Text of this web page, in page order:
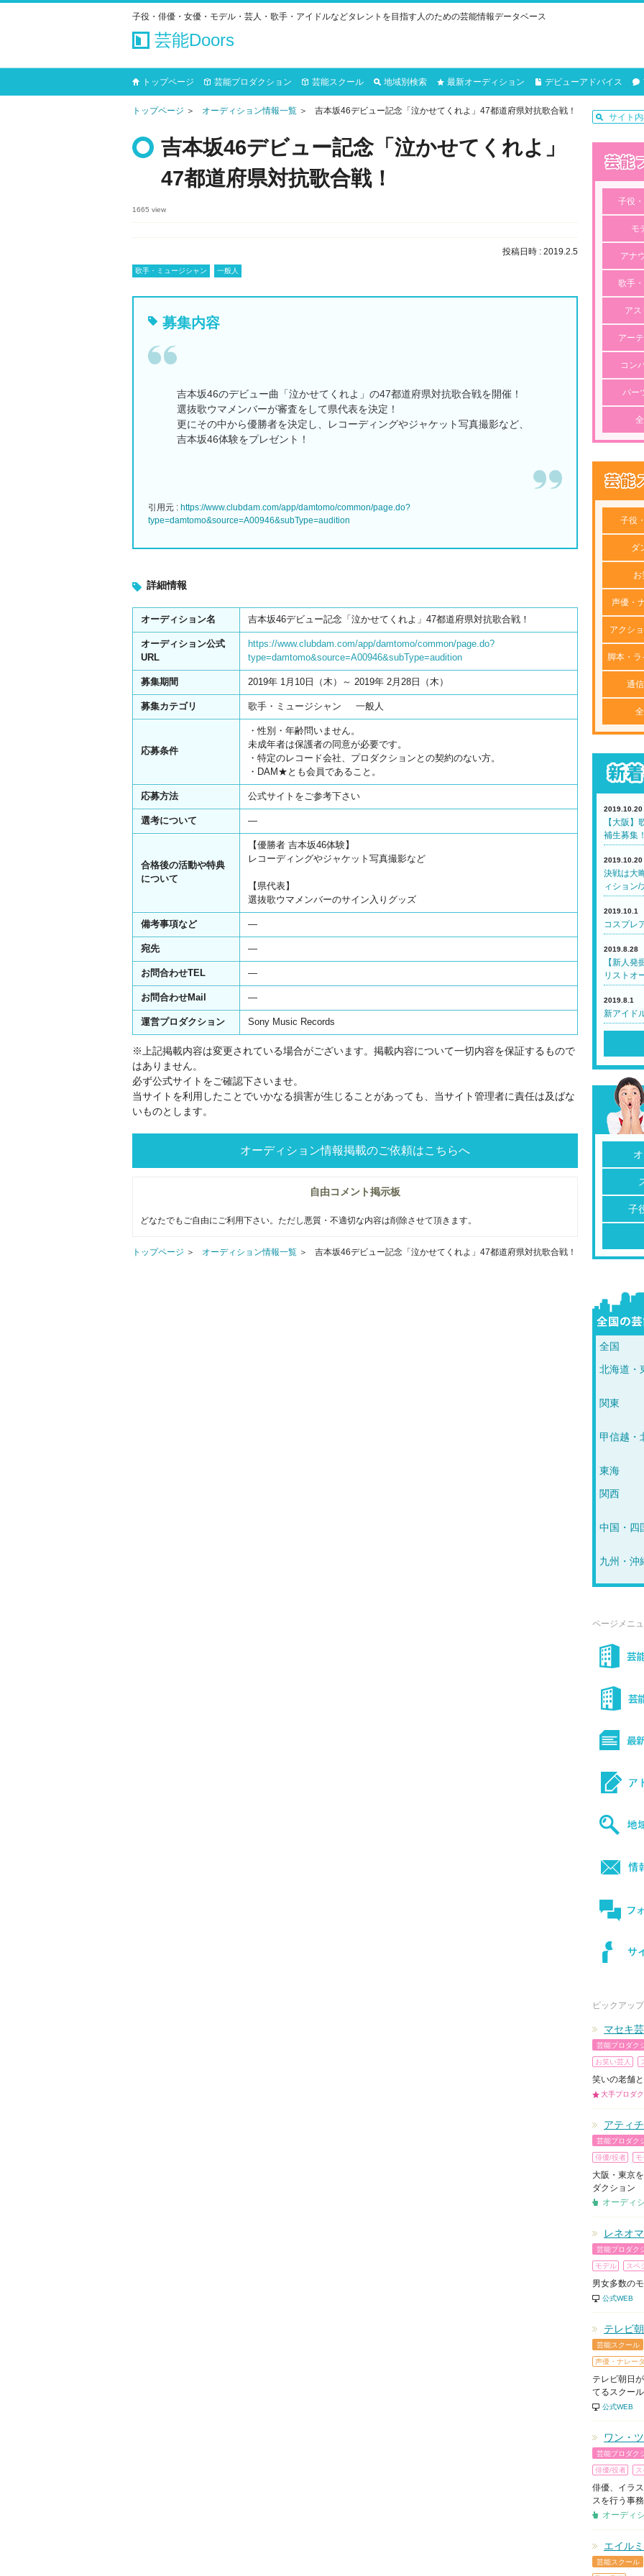
子役・俳優・女優・モデル・芸人・歌手・アイドルなどタレントを目指す人のための芸能情報データベース
芸能Doors
トップページ 芸能プロダクション 芸能スクール 地域別検索 最新オーディション デビューアドバイス
トップページ オーディション情報一覧 吉本坂46デビュー記念「泣かせてくれよ」47都道府県対抗歌合戦！
吉本坂46デビュー記念「泣かせてくれよ」
47都道府県対抗歌合戦！
1665 view
投稿日時 : 2019.2.5
歌手・ミュージシャン 一般人
募集内容
吉本坂46のデビュー曲「泣かせてくれよ」の47都道府県対抗歌合戦を開催！
選抜歌ウマメンバーが審査をして県代表を決定！
更にその中から優勝者を決定し、レコーディングやジャケット写真撮影など、
吉本坂46体験をプレゼント！
引用元 : https://www.clubdam.com/app/damtomo/common/page.do?
type=damtomo&source=A00946&subType=audition
詳細情報
オーディション名 吉本坂46デビュー記念「泣かせてくれよ」47都道府県対抗歌合戦！
オーディション公式
URL
https://www.clubdam.com/app/damtomo/common/page.do?
type=damtomo&source=A00946&subType=audition
募集期間 2019年 1月10日（木）～ 2019年 2月28日（木）
募集カテゴリ 歌手・ミュージシャン 一般人
応募条件
・性別・年齢問いません。
未成年者は保護者の同意が必要です。
・特定のレコード会社、プロダクションとの契約のない方。
・DAM★とも会員であること。
応募方法 公式サイトをご参考下さい
選考について ―
合格後の活動や特典
について
【優勝者 吉本坂46体験】
レコーディングやジャケット写真撮影など
【県代表】
選抜歌ウマメンバーのサイン入りグッズ
備考事項など ―
宛先 ―
お問合わせTEL ―
お問合わせMail ―
運営プロダクション Sony Music Records
※上記掲載内容は変更されている場合がございます。掲載内容について一切内容を保証するもので
はありません。
必ず公式サイトをご確認下さいませ。
当サイトを利用したことでいかなる損害が生じることがあっても、当サイト管理者に責任は及ばな
いものとします。
オーディション情報掲載のご依頼はこちらへ
自由コメント掲示板
どなたでもご自由にご利用下さい。ただし悪質・不適切な内容は削除させて頂きます。
トップページ オーディション情報一覧 吉本坂46デビュー記念「泣かせてくれよ」47都道府県対抗歌合戦！
子役
モ
アナ
歌手
アス
アー
コン
パー
子役
ダ
お
声優・
アクシ
脚本・
通
2019.10.20
【大阪
補生募集
2019.10.20
決戦は大
ィション/
2019.10.1
コスプレ
2019.8.28
【新人
リストオ
2019.8.1
新アイド
子
全国
北海道・
関東
甲信越・
東海
関西
中国・四
九州・沖
ページメニ
ピックアップ
マセキ
芸能プロダク
お笑い芸人
笑いの老舗
大手プロダ
アティ
芸能プロダク
俳優/役者
大阪・東京
ダクション
オーディ
レネオ
芸能プロダク
モデル スペ
男女多数の
公式WEB
テレビ
芸能スクール
声優・ナレー
テレビ朝日
てるスクール
公式WEB
ワン・
芸能プロダク
俳優/役者
俳優、イラ
スを行う事
オーディ
エイル
芸能スクール